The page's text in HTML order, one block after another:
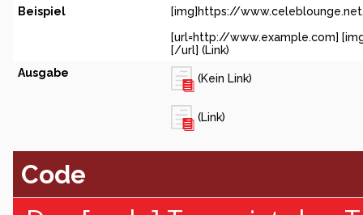
Beispiel
[img]https://
[url=http://www.example.com]
[/url] (Link)
Ausgabe
(Kein Link)
(Link)
Code